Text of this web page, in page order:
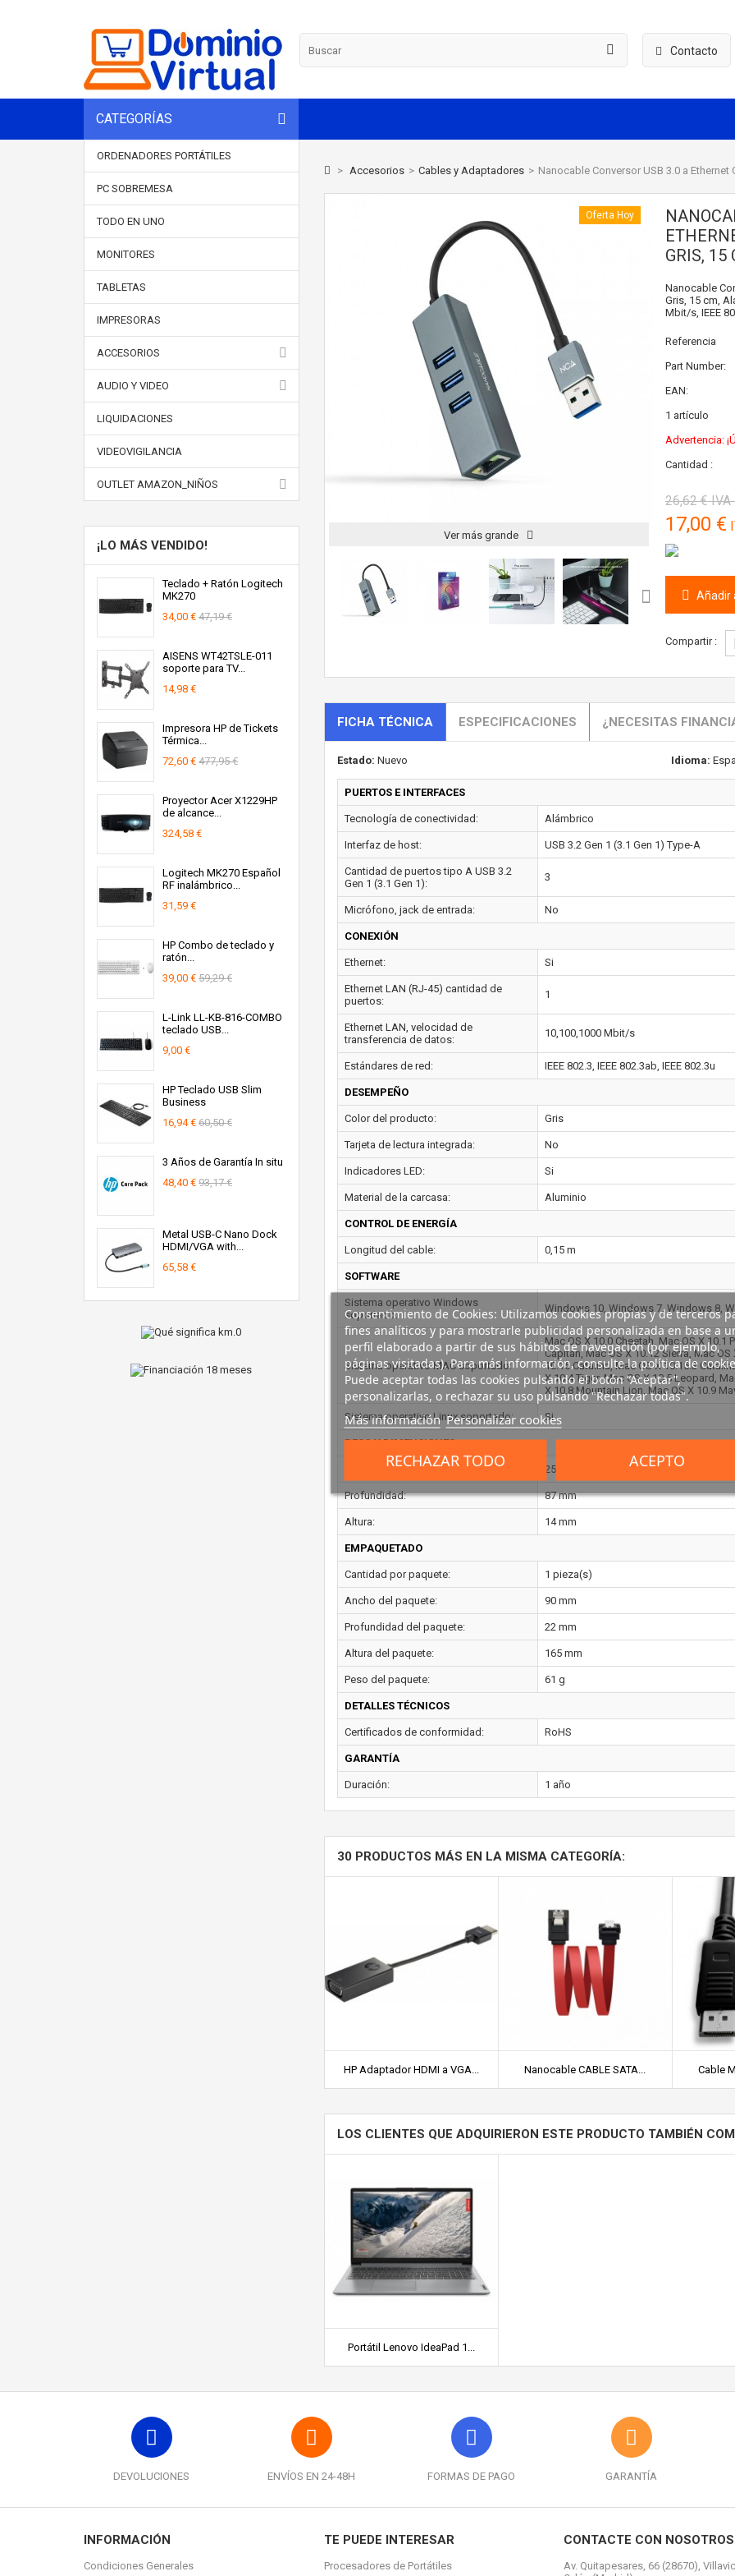
Contacto
CATEGORÍAS
ORDENADORES PORTÁTILES
PC SOBREMESA
TODO EN UNO
MONITORES
TABLETAS
IMPRESORAS
ACCESORIOS
AUDIO Y VIDEO
LIQUIDACIONES
VIDEOVIGILANCIA
OUTLET AMAZON_NIÑOS
¡LO MÁS VENDIDO!
Teclado + Ratón Logitech
MK270
34,00 € 47,19 €
AISENS WT42TSLE-011
soporte para TV...
14,98 €
Impresora HP de Tickets
Térmica...
72,60 € 477,95 €
Proyector Acer X1229HP
de alcance...
324,58 €
Logitech MK270 Español
RF inalámbrico...
31,59 €
HP Combo de teclado y
ratón...
39,00 € 59,29 €
L-Link LL-KB-816-COMBO
teclado USB...
9,00 €
HP Teclado USB Slim
Business
16,94 € 60,50 €
3 Años de Garantía In situ
48,40 € 93,17 €
Metal USB-C Nano Dock
HDMI/VGA with...
65,58 €
> Accesorios > Cables y Adaptadores > Nanocable Conversor USB 3.0 a
Oferta Hoy
Ver más grande
GRIS, 15
Nanocable
Gris, 15 cm,
Mbit/s, IEEE
Referencia
Part Number:
EAN:
1 artículo
Advertencia:
Cantidad :
26,62 €IVA
17,00 €
Añadir
Compartir :
FICHA TÉCNICA ESPECIFICACIONES ¿NECESITAS
Estado: Nuevo Idioma:
PUERTOS E INTERFACES
Tecnología de conectividad: Alámbrico
Interfaz de host: USB 3.2 Gen 1 (3.1 Gen 1) Type-A
Cantidad de puertos tipo A USB 3.2
Gen 1 (3.1 Gen 1):
3
Micrófono, jack de entrada: No
CONEXIÓN
Ethernet: Si
Ethernet LAN (RJ-45) cantidad de
puertos:
1
Ethernet LAN, velocidad de
transferencia de datos:
10,100,1000 Mbit/s
Estándares de red: IEEE 802.3, IEEE 802.3ab, IEEE 802.3u
DESEMPEÑO
Color del producto: Gris
Tarjeta de lectura integrada: No
Indicadores LED: Si
Material de la carcasa: Aluminio
CONTROL DE ENERGÍA
Longitud del cable: 0,15 m
SOFTWARE
Sistema operativo Windows
soportado:
Windows 10, Windows 7, Windows 8,
Sistema operativo MAC soportado:
Mac OS X 10.0 Cheetah, Mac OS X 10.1
Capitan, Mac OS X 10.12 Sierra, Mac
10.15 Catalina, Mac OS X 10.15.3
X 10.4 Tiger, Mac OS X 10.5 Leopard,
X 10.8 Mountain Lion, Mac OS X 10.9
Sistema operativo Linux soportado: Si
PESO Y DIMENSIONES
25 mm
Profundidad: 87 mm
Altura: 14 mm
EMPAQUETADO
Cantidad por paquete: 1 pieza(s)
Ancho del paquete: 90 mm
Profundidad del paquete: 22 mm
Altura del paquete: 165 mm
Peso del paquete: 61 g
DETALLES TÉCNICOS
Certificados de conformidad: RoHS
GARANTÍA
Duración: 1 año
30 PRODUCTOS MÁS EN LA MISMA CATEGORÍA:
HP Adaptador HDMI a VGA... Nanocable CABLE SATA... Cable
LOS CLIENTES QUE ADQUIRIERON ESTE PRODUCTO TAMBIÉN
Portátil Lenovo IdeaPad 1...
DEVOLUCIONES ENVÍOS EN 24-48H FORMAS DE PAGO GARANTÍA
INFORMACIÓN
Condiciones Generales
TE PUEDE INTERESAR
Procesadores de Portátiles
CONTACTE CON NOSOTROS
Av. Quitapesares, 66 (28670),
Consentimiento de Cookies: Utilizamos cookies propias y de terceros
fines analíticos y para mostrarle publicidad personalizada en base a
perfil elaborado a partir de sus hábitos de navegación (por ejemplo,
páginas visitadas). Para más información, consulte la política de
Puede aceptar todas las cookies pulsando el botón “Aceptar”,
personalizarlas, o rechazar su uso pulsando "Rechazar todas".
Más información Personalizar cookies
RECHAZAR TODO ACEPTO